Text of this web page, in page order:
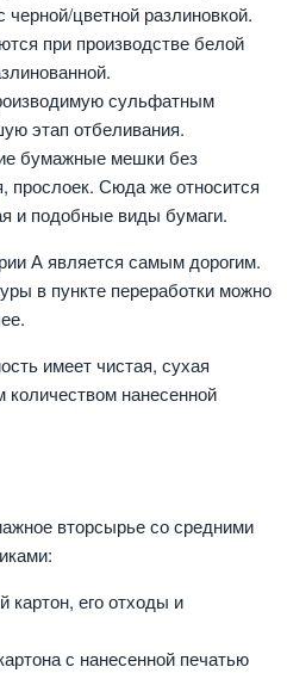
цветной разлиновкой.
при производстве белой
сульфатным
этап отбеливания.
бумажные мешки без
прослоек. Сюда же относится
и подобные виды бумаги.
А является самым дорогим.
в пункте переработки можно
имеет чистая, сухая
нанесенной
вторсырье со средними
его отходы и
с нанесенной печатью